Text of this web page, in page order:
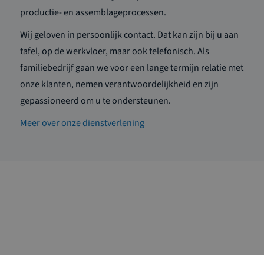
productie- en assemblageprocessen.
Wij geloven in persoonlijk contact. Dat kan zijn bij u aan
tafel, op de werkvloer, maar ook telefonisch. Als
familiebedrijf gaan we voor een lange termijn relatie met
onze klanten, nemen verantwoordelijkheid en zijn
gepassioneerd om u te ondersteunen.
Meer over onze dienstverlening